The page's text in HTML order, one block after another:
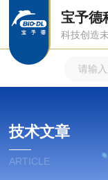
宝予德
科技创造
技术文章
ARTICLE